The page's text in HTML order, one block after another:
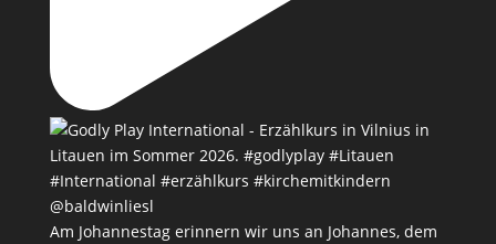
Am Johannestag erinnern wir uns an Johannes, dem